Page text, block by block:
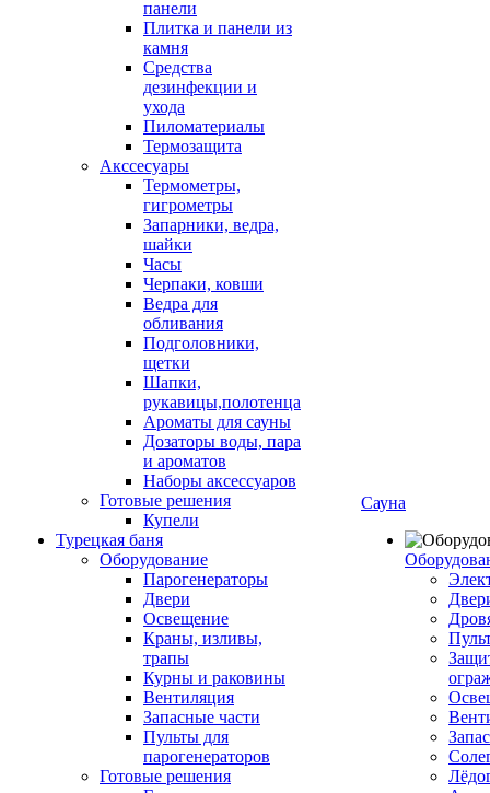
панели
Плитка и панели из
камня
Средства
дезинфекции и
ухода
Пиломатериалы
Термозащита
Аксcесуары
Термометры,
гигрометры
Запарники, ведра,
шайки
Часы
Черпаки, ковши
Ведра для
обливания
Подголовники,
щетки
Шапки,
рукавицы,полотенца
Ароматы для сауны
Дозаторы воды, пара
и ароматов
Наборы аксессуаров
Готовые решения
Купели
Турецкая баня
Оборудование
Парогенераторы
Двери
Освещение
Краны, изливы,
трапы
Курны и раковины
Вентиляция
Запасные части
Пульты для
парогенераторов
Готовые решения
Сауна